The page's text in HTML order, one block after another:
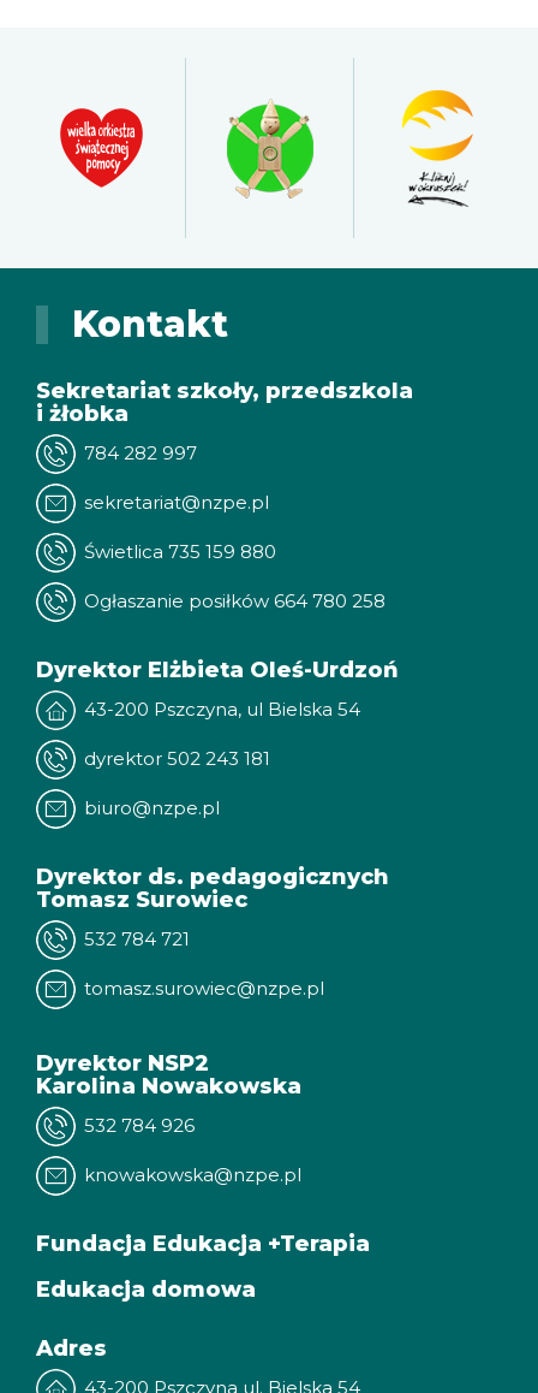
Kontakt
Sekretariat szkoły, przedszkola
i żłobka
784 282 997
sekretariat@nzpe.pl
Świetlica 735 159 880
Ogłaszanie posiłków 664 780 258
Dyrektor Elżbieta Oleś-Urdzoń
43-200 Pszczyna, ul Bielska 54
dyrektor 502 243 181
biuro@nzpe.pl
Dyrektor ds. pedagogicznych
Tomasz Surowiec
532 784 721
tomasz.surowiec@nzpe.pl
Dyrektor NSP2
Karolina Nowakowska
532 784 926
knowakowska@nzpe.pl
Fundacja Edukacja +Terapia
Edukacja domowa
Adres
43-200 Pszczyna ul. Bielska 54